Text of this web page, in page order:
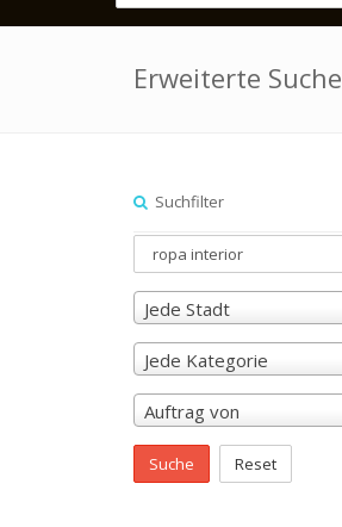
Erweiterte Suche
Suchfilter
Jede Stadt
Jede Kategorie
Auftrag von
Suche Reset